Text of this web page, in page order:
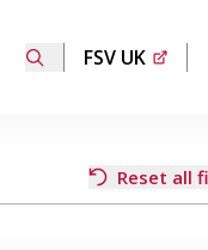
FSV UK
device users,Reset all